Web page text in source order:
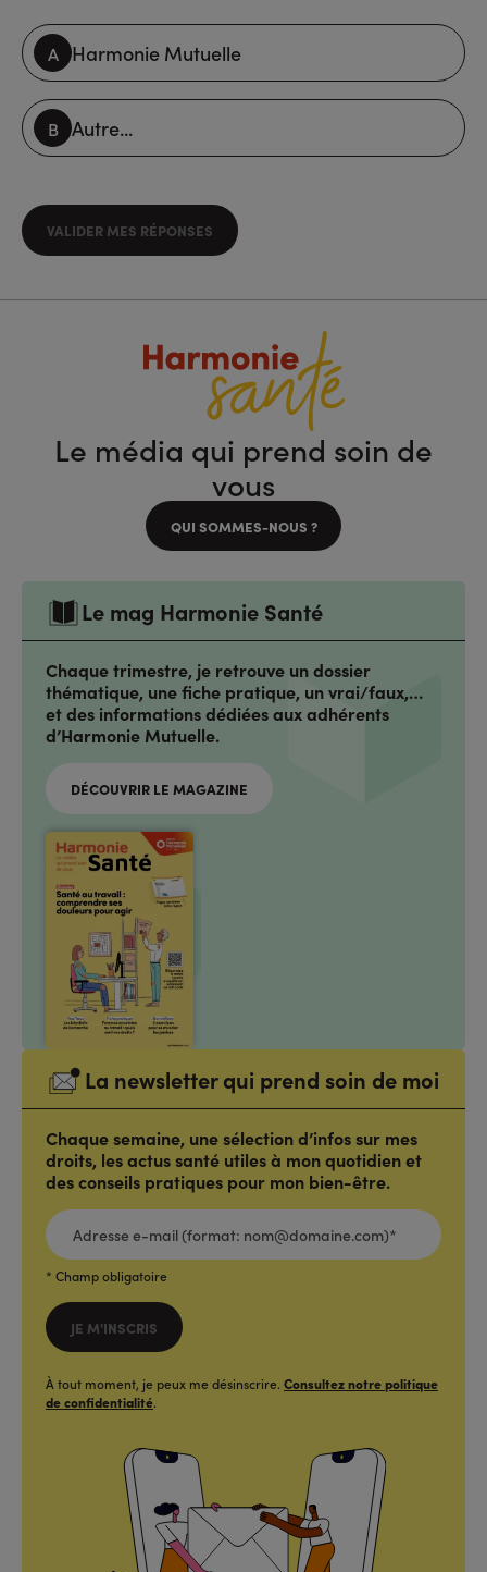
Harmonie Mutuelle
Autre...
VALIDER MES RÉPONSES
Le média qui prend soin de
vous
QUI SOMMES-NOUS ?
Le mag Harmonie Santé
Chaque trimestre, je retrouve un dossier
thématique, une fiche pratique, un vrai/faux,…
et des informations dédiées aux adhérents
d’Harmonie Mutuelle.
DÉCOUVRIR LE MAGAZINE
La newsletter qui prend soin de moi
Chaque semaine, une sélection d’infos sur mes
droits, les actus santé utiles à mon quotidien et
des conseils pratiques pour mon bien-être.
ADRESSE
E-
MAIL
(FORMAT:
NOM@DOMAINE.COM)*
* Champ obligatoire
JE M'INSCRIS
À tout moment, je peux me désinscrire. Consultez notre politique
de confidentialité.